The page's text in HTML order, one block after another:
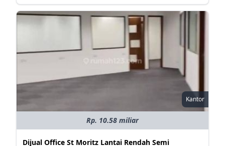
Kantor
Rp. 10.58 miliar
Dijual Office St Moritz Lantai Rendah Semi